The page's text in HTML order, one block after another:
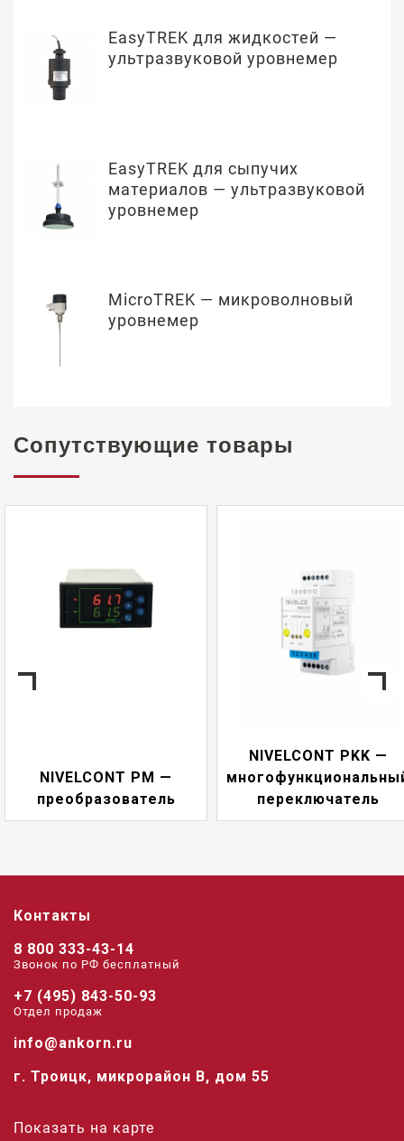
EasyTREK для жидкостей —
ультразвуковой уровнемер
EasyTREK для сыпучих
материалов — ультразвуковой
уровнемер
MicroTREK — микроволновый
уровнемер
Сопутствующие товары
NIVELCONT PM —
преобразователь
NIVELCONT PKK —
переключатель
Контакты
8 800 333-43-14
Звонок по РФ беcплатный
+7 (495) 843-50-93
Отдел продаж
info@ankorn.ru
г. Троицк, микрорайон В, дом 55
Показать на карте